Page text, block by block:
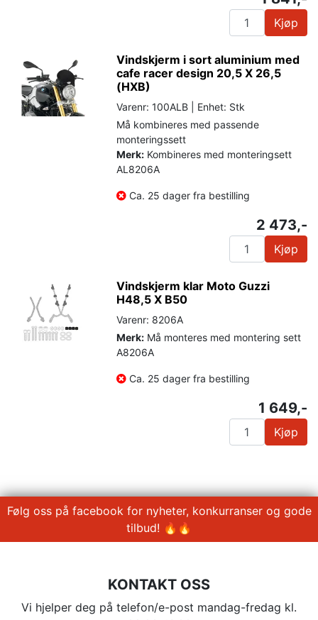
Kjøp
Vindskjerm i sort aluminium med
cafe racer design 20,5 X 26,5
(HXB)
Varenr: 100ALB | Enhet: Stk
Må kombineres med passende
monteringssett
Merk: Kombineres med monteringsett
AL8206A
Ca. 25 dager fra bestilling
2 473,-
Kjøp
Vindskjerm klar Moto Guzzi
H48,5 X B50
Varenr: 8206A
Merk: Må monteres med montering sett
A8206A
Ca. 25 dager fra bestilling
1 649,-
Kjøp
Følg oss på facebook for nyheter, konkurranser og gode
tilbud! 🔥🔥
KONTAKT OSS
Vi hjelper deg på telefon/e-post mandag-fredag kl.